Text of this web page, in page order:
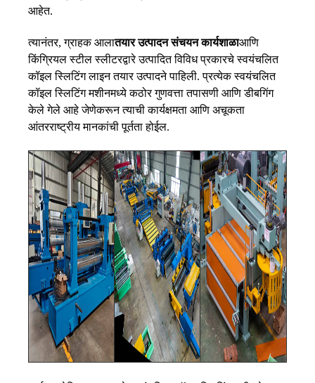
आहेत.
त्यानंतर, ग्राहक आलातयार उत्पादन संचयन कार्यशाळाआणि
किंग्रियल स्टील स्लीटरद्वारे उत्पादित विविध प्रकारचे स्वयंचलित
कॉइल स्लिटिंग लाइन तयार उत्पादने पाहिली. प्रत्येक स्वयंचलित
कॉइल स्लिटिंग मशीनमध्ये कठोर गुणवत्ता तपासणी आणि डीबगिंग
केले गेले आहे जेणेकरून त्याची कार्यक्षमता आणि अचूकता
आंतरराष्ट्रीय मानकांची पूर्तता होईल.